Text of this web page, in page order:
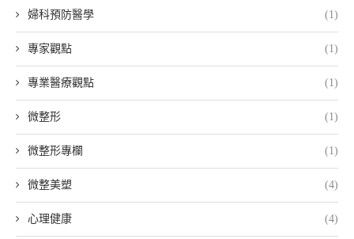
婦科預防醫學 (1)
專家觀點 (1)
專業醫療觀點 (1)
微整形 (1)
微整形專欄 (1)
微整美塑 (4)
心理健康 (4)